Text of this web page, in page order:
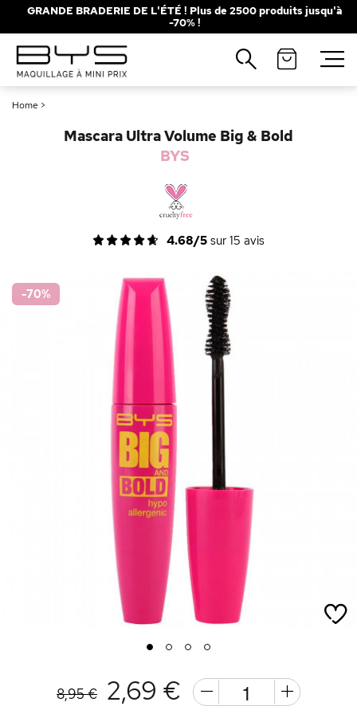
GRANDE BRADERIE DE L'ÉTÉ ! Plus de 2500 produits jusqu'à
-70% !
Home >
Mascara Ultra Volume Big & Bold
BYS
4.68/5 sur 15 avis
-70%
1 2 3 4
8,95 € 2,69 €
Fermer
Recherches populaires